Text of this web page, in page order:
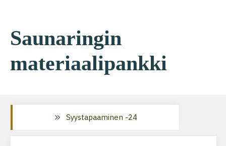
Saunaringin
materiaalipankki
Syystapaaminen -24